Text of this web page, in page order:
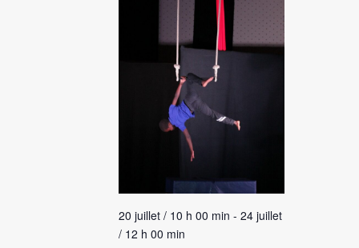
20 juillet / 10 h 00 min - 24 juillet
/ 12 h 00 min